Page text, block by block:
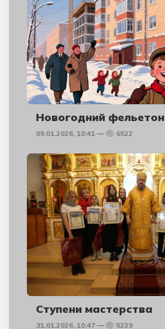
Новогодний фельетон
09.01.2026, 10:41 6522
Ступени мастерства
31.01.2026, 10:47 5229